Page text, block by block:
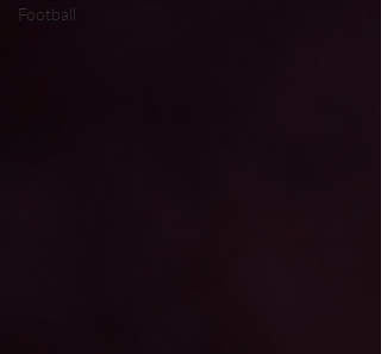
Football